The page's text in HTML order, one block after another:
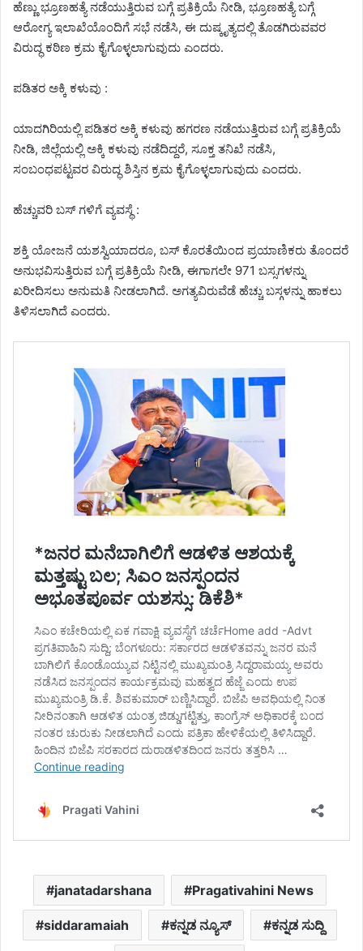
ಹೆಣ್ಣು ಭ್ರೂಣಹತ್ಯೆ ನಡೆಯುತ್ತಿರುವ ಬಗ್ಗೆ ಪ್ರತಿಕ್ರಿಯೆ ನೀಡಿ, ಭ್ರೂಣಹತ್ಯೆ ಬಗ್ಗೆ
ಆರೋಗ್ಯ ಇಲಾಖೆಯೊಂದಿಗೆ ಸಭೆ ನಡೆಸಿ, ಈ ದುಷ್ಕೃತ್ಯದಲ್ಲಿ ತೊಡಗಿರುವವರ
ವಿರುದ್ಧ ಕಠಿಣ ಕ್ರಮ ಕೈಗೊಳ್ಳಲಾಗುವುದು ಎಂದರು.
ಪಡಿತರ ಅಕ್ಕಿ ಕಳುವು :
ಯಾದಗಿರಿಯಲ್ಲಿ ಪಡಿತರ ಅಕ್ಕಿ ಕಳುವು ಹಗರಣ ನಡೆಯುತ್ತಿರುವ ಬಗ್ಗೆ ಪ್ರತಿಕ್ರಿಯೆ
ನೀಡಿ, ಜಿಲ್ಲೆಯಲ್ಲಿ ಅಕ್ಕಿ ಕಳುವು ನಡೆದಿದ್ದರೆ, ಸೂಕ್ತ ತನಿಖೆ ನಡೆಸಿ,
ಸಂಬಂಧಪಟ್ಟವರ ವಿರುದ್ಧ ಶಿಸ್ತಿನ ಕ್ರಮ ಕೈಗೊಳ್ಳಲಾಗುವುದು ಎಂದರು.
ಹೆಚ್ಚುವರಿ ಬಸ್ ಗಳಿಗೆ ವ್ಯವಸ್ಥೆ :
ಶಕ್ತಿ ಯೋಜನೆ ಯಶಸ್ವಿಯಾದರೂ, ಬಸ್ ಕೊರತೆಯಿಂದ ಪ್ರಯಾಣಿಕರು ತೊಂದರೆ
ಅನುಭವಿಸುತ್ತಿರುವ ಬಗ್ಗೆ ಪ್ರತಿಕ್ರಿಯೆ ನೀಡಿ, ಈಗಾಗಲೇ 971 ಬಸ್ಸಗಳನ್ನು
ಖರೀದಿಸಲು ಅನುಮತಿ ನೀಡಲಾಗಿದೆ. ಅಗತ್ಯವಿರುವೆಡೆ ಹೆಚ್ಚು ಬಸ್ಗಳನ್ನು ಹಾಕಲು
ತಿಳಿಸಲಾಗಿದೆ ಎಂದರು.
janatadarshana Pragativahini News
siddaramaiah ಕನ್ನಡ ನ್ಯೂಸ್ ಕನ್ನಡ ಸುದ್ದಿ